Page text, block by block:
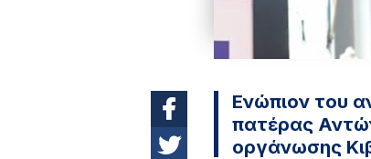
Ενώπιον του
πατέρας
οργάνωσης